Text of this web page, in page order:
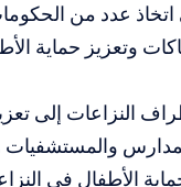
اتخاذ عدد من
وتعزيز حماية
إلى تعزيز
والمستشفيات
الأطفال في